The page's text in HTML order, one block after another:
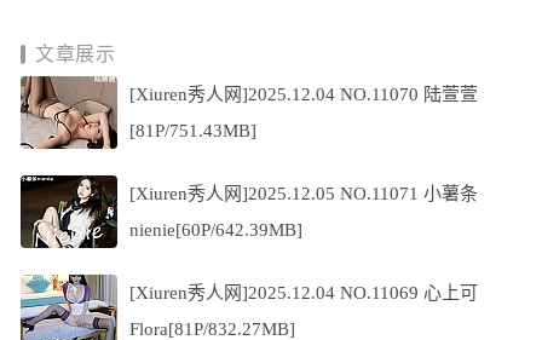
文章展示
[Xiuren秀人网]2025.12.04 NO.11070 陆萱萱
[81P/751.43MB]
[Xiuren秀人网]2025.12.05 NO.11071 小薯条
nienie[60P/642.39MB]
[Xiuren秀人网]2025.12.04 NO.11069 心上可
Flora[81P/832.27MB]